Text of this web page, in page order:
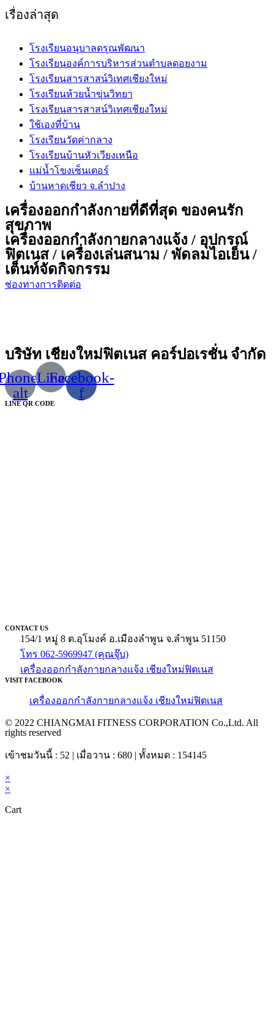
เรื่องล่าสุด
โรงเรียนอนุบาลดรุณพัฒนา
โรงเรียนองค์การบริหารส่วนตำบลดอยงาม
โรงเรียนสารสาสน์วิเทศเชียงใหม่
โรงเรียนห้วยน้ำขุ่นวิทยา
โรงเรียนสารสาสน์วิเทศเชียงใหม่
ใช้เองที่บ้าน
โรงเรียนวัดค่ากลาง
โรงเรียนบ้านหัวเวียงเหนือ
แม่น้ำโขงเซ็นเตอร์
บ้านหาดเชียว จ.ลำปาง
เครื่องออกกำลังกายที่ดีที่สุด ของคนรัก
สุขภาพ
เครื่องออกกำลังกายกลางแจ้ง / อุปกรณ์
ฟิตเนส / เครื่องเล่นสนาม / พัดลมไอเย็น /
เต็นท์จัดกิจกรรม
ช่องทางการติดต่อ
บริษัท เชียงใหม่ฟิตเนส คอร์ปอเรชั่น จำกัด
alt
Line
Facebook-
f
LINE QR CODE
CONTACT US
154/1 หมู่ 8 ต.อุโมงค์ อ.เมืองลำพูน จ.ลำพูน 51150
โทร 062-5969947 (คุณจุ๊บ)
เครื่องออกกำลังกายกลางแจ้ง เชียงใหม่ฟิตเนส
VISIT FACEBOOK
เครื่องออกกำลังกายกลางแจ้ง เชียงใหม่ฟิตเนส
© 2022 CHIANGMAI FITNESS CORPORATION Co.,Ltd. All
rights reserved
เข้าชมวันนี้ : 52 | เมื่อวาน : 680 | ทั้งหมด : 154145
×
×
Cart